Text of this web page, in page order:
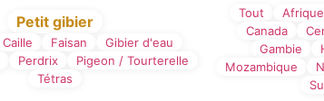
Petit gibier
Caille Faisan
Gibier d'eau
Perdrix
Pigeon / Tourterelle
Tétras
Tout
Canada
Gambie
Mozambique